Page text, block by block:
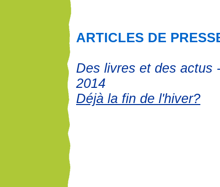
ARTICLES DE
Des livres et des actus
2014
Déjà la fin de l'hiver?